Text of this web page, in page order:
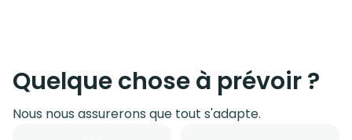
Quelque chose à prévoir ?
Nous nous assurerons que tout s'adapte.